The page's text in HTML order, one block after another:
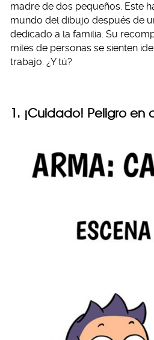
madre de dos pequeños. Este
mundo del dibujo después de
dedicado a la familia. Su
miles de personas se sienten
trabajo. ¿Y tú?
1. ¡Cuidado! Peligro en